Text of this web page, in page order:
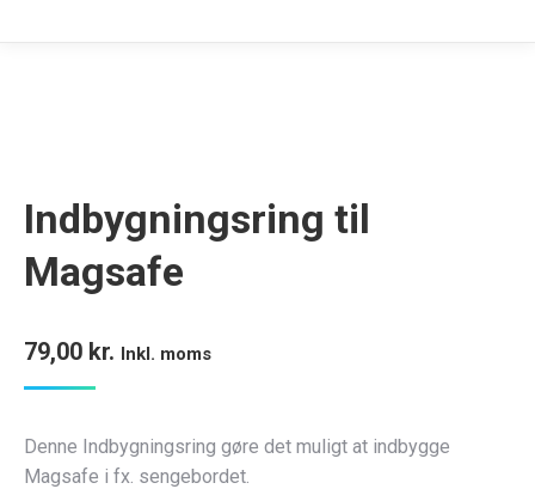
Indbygningsring til
Magsafe
79,00 kr. Inkl. moms
Denne Indbygningsring gøre det muligt at indbygge
Magsafe i fx. sengebordet.